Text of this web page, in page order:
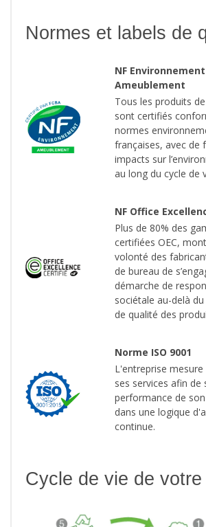
Normes et labels de
NF Environnement
Ameublement
Tous les produits
sont certifiés
normes
françaises, avec de
impacts sur
au long du cycle de
NF Office
Plus de 80% des
certifiées OEC,
volonté des
de bureau de
démarche de
sociétale au-delà
de qualité des
Norme ISO 9001
L'entreprise
ses services afin de
performance de
dans une logique
continue.
Cycle de vie de